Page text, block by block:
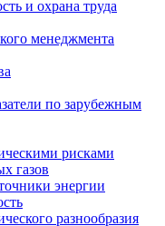
и охрана труда
менеджмента
по зарубежным
рисками
газов
энергии
разнообразия